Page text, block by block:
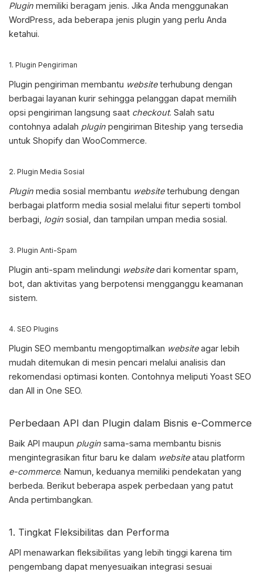
Plugin memiliki beragam jenis. Jika Anda menggunakan
WordPress, ada beberapa jenis plugin yang perlu Anda
ketahui.
1. Plugin Pengiriman
Plugin pengiriman membantu websiteterhubung dengan
berbagai layanan kurir sehingga pelanggan dapat memilih
opsi pengiriman langsung saat checkout. Salah satu
contohnya adalah plugin pengiriman Biteship yang tersedia
untuk Shopify dan WooCommerce.
2. Plugin Media Sosial
Plugin media sosial membantu websiteterhubung dengan
berbagai platform media sosial melalui fitur seperti tombol
berbagi, login sosial, dan tampilan umpan media sosial.
3. Plugin Anti-Spam
Plugin anti-spam melindungi websitedari komentar spam,
bot, dan aktivitas yang berpotensi mengganggu keamanan
sistem.
4. SEO Plugins
Plugin SEO membantu mengoptimalkan websiteagar lebih
mudah ditemukan di mesin pencari melalui analisis dan
rekomendasi optimasi konten. Contohnya meliputi Yoast SEO
dan All in One SEO.
Perbedaan API dan Plugin dalam Bisnis e-Commerce
Baik API maupun plugin sama-sama membantu bisnis
mengintegrasikan fitur baru ke dalam websiteatau platform
e-commerce. Namun, keduanya memiliki pendekatan yang
berbeda. Berikut beberapa aspek perbedaan yang patut
Anda pertimbangkan.
1. Tingkat Fleksibilitas dan Performa
API menawarkan fleksibilitas yang lebih tinggi karena tim
pengembang dapat menyesuaikan integrasi sesuai